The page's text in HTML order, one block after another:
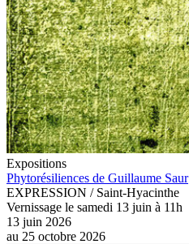
Expositions
Phytorésiliences de Guillaume Saur
EXPRESSION / Saint-Hyacinthe
Vernissage le samedi 13 juin à 11h
13 juin 2026
au 25 octobre 2026